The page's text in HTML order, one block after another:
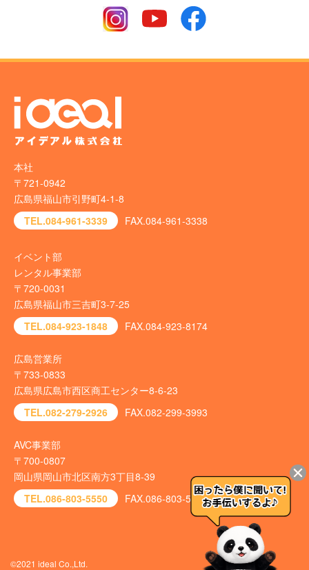
本社
〒721-0942
広島県福山市引野町4-1-8
TEL.084-961-3339
FAX.084-961-3338
イベント部
レンタル事業部
〒720-0031
広島県福山市三吉町3-7-25
TEL.084-923-1848
FAX.084-923-8174
広島営業所
〒733-0833
広島県広島市西区商工センター8-6-23
TEL.082-279-2926
FAX.082-299-3993
AVC事業部
〒700-0807
岡山県岡山市北区南方3丁目8-39
TEL.086-803-5550
FAX.086-803-5540
©2021 ideal Co.,Ltd.